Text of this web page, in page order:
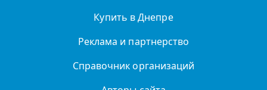
Купить в Днепре
Реклама и партнерство
Справочник организаций